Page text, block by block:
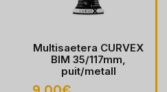
Multisaetera CURVEX
BIM 35/117mm,
puit/metall